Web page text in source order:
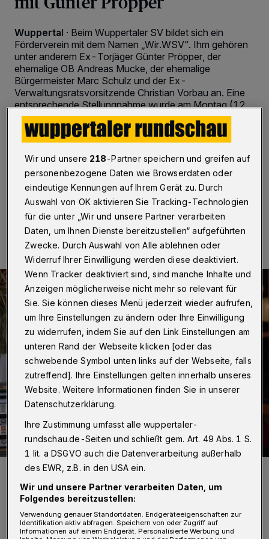
Wuppertal · Beim Wuppertaler SV bildet sich ein
Förderverein mit dem Namen „Wir.WSV“. Ihm gehören
unter anderem Ex-Torjäger Günter Pröpper, der
ehemalige OB Andreas Mucke, der ehemalige
Bürgermeister Marc Schulz und der Ex-
Verwaltungsratsvorsitzende Christian Vorbau an. Eine
entsprechende Stellungnahme wurde am Montag (12.
April 2021) um 15 Uhr und damit punktgenau mit
Ablauf der Bewerbungsfrist für den Verwaltungsrat
veröffentlicht. Für dieses Gremium hat nach Angaben
von Christian Vorbau keines der Förderverein-
Mitglieder kandidiert.
12.04.2021 , 15:01 Uhr 2 Minuten Lesezeit
WSV-Legende Günter Pröpper (li.) 2019 mit dem ehemaligen
Foto: Dirk Freund
Wir und unsere 218-Partner speichern und greifen auf
personenbezogene Daten wie Browserdaten oder
eindeutige Kennungen auf Ihrem Gerät zu. Durch
Auswahl von OK aktivieren Sie Tracking-Technologien
für die unter „Wir und unsere Partner verarbeiten
Daten, um Ihnen Dienste bereitzustellen“ aufgeführten
Zwecke. Durch Auswahl von Alle ablehnen oder
Widerruf Ihrer Einwilligung werden diese deaktiviert.
Wenn Tracker deaktiviert sind, sind manche Inhalte und
Anzeigen möglicherweise nicht mehr so relevant für
Sie. Sie können dieses Menü jederzeit wieder aufrufen,
um Ihre Einstellungen zu ändern oder Ihre Einwilligung
zu widerrufen, indem Sie auf den Link Einstellungen am
unteren Rand der Webseite klicken [oder das
schwebende Symbol unten links auf der Webseite, falls
zutreffend]. Ihre Einstellungen gelten innerhalb unseres
Website. Weitere Informationen finden Sie in unserer
Datenschutzerklärung.
Ihre Zustimmung umfasst alle wuppertaler-
rundschau.de-Seiten und schließt gem. Art. 49 Abs. 1 S.
1 lit. a DSGVO auch die Datenverarbeitung außerhalb
des EWR, z.B. in den USA ein.
Wir und unsere Partner verarbeiten Daten, um
Folgendes bereitzustellen:
Verwendung genauer Standortdaten. Endgeräteeigenschaften zur
Identifikation aktiv abfragen. Speichern von oder Zugriff auf
Informationen auf einem Endgerät. Personalisierte Werbung und